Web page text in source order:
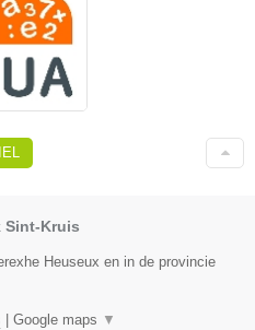
Sint-Kruis
Heuseux en in de provincie
Google maps ▼